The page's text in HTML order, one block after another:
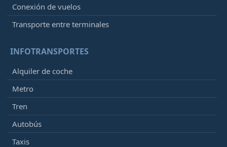
Conexión de vuelos
Transporte entre terminales
INFOTRANSPORTES
Alquiler de coche
Metro
Tren
Autobús
Taxis